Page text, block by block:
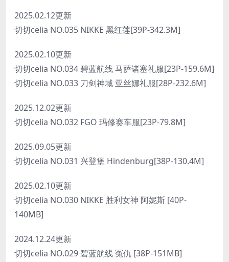
2025.02.12更新
切切celia NO.035 NIKKE 黑红莲[39P-342.3M]
2025.02.10更新
切切celia NO.034 碧蓝航线 马萨诸塞礼服[23P-159.6M]
切切celia NO.033 刀剑神域 亚丝娜礼服[28P-232.6M]
2025.12.02更新
切切celia NO.032 FGO 玛修赛车服[23P-79.8M]
2025.09.05更新
切切celia NO.031 兴登堡 Hindenburg[38P-130.4M]
2025.02.10更新
切切celia NO.030 NIKKE 胜利女神 阿妮斯 [40P-
140MB]
2024.12.24更新
切切celia NO.029 碧蓝航线 冤仇 [38P-151MB]